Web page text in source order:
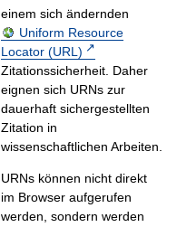
einem sich ändernden
Uniform Resource
Locator (URL)
Zitationssicherheit. Daher
eignen sich URNs zur
dauerhaft sichergestellten
Zitation in
wissenschaftlichen Arbeiten.
URNs können nicht direkt
im Browser aufgerufen
werden, sondern werden